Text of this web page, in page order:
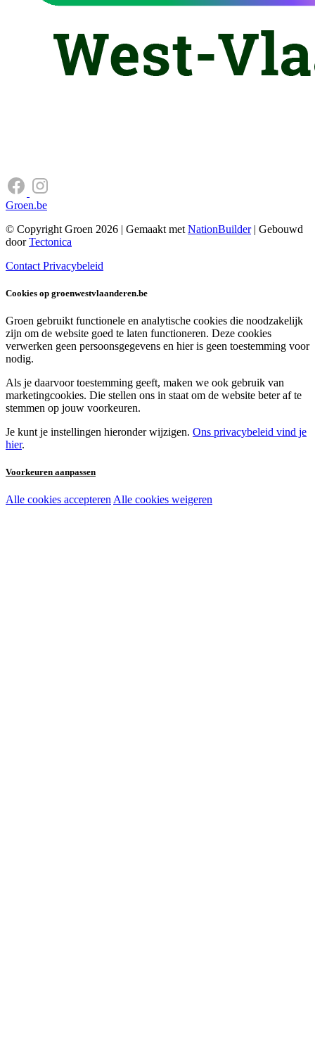
Groen.be
© Copyright Groen 2026 | Gemaakt met NationBuilder| Gebouwd
doorTectonica
Contact Privacybeleid
Cookies op groenwestvlaanderen.be
Groen gebruikt functionele en analytische cookies die noodzakelijk
zijn om de website goed te laten functioneren. Deze cookies
verwerken geen persoonsgegevens en hier is geen toestemming voor
nodig.
Als je daarvoor toestemming geeft, maken we ook gebruik van
marketingcookies. Die stellen ons in staat om de website beter af te
stemmen op jouw voorkeuren.
Je kunt je instellingen hieronder wijzigen. Ons privacybeleid vind je
hier.
Voorkeuren aanpassen
Noodzakelijke cookies:
Alle cookies accepteren Alle cookies weigeren